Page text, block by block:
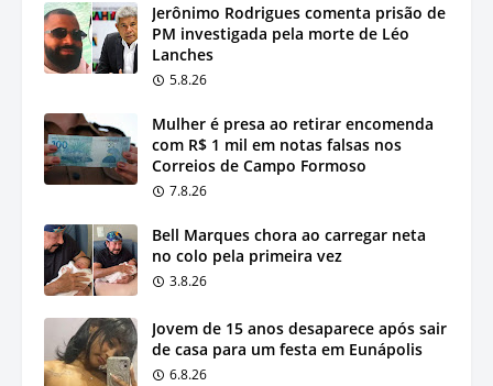
Jerônimo Rodrigues comenta prisão de
PM investigada pela morte de Léo
Lanches
5.8.26
Mulher é presa ao retirar encomenda
com R$ 1 mil em notas falsas nos
Correios de Campo Formoso
7.8.26
Bell Marques chora ao carregar neta
no colo pela primeira vez
3.8.26
Jovem de 15 anos desaparece após sair
de casa para um festa em Eunápolis
6.8.26